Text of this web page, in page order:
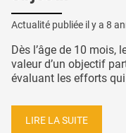
Actualité publiée il y a 8
Dès l’âge de 10 mois,
valeur d’un objectif
évaluant les efforts
LIRE LA SUITE